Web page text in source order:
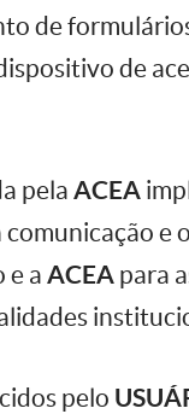
de
de
pela ACEA
e
e a ACEA para
pelo